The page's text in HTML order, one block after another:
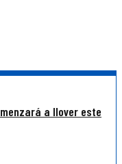
a llover este